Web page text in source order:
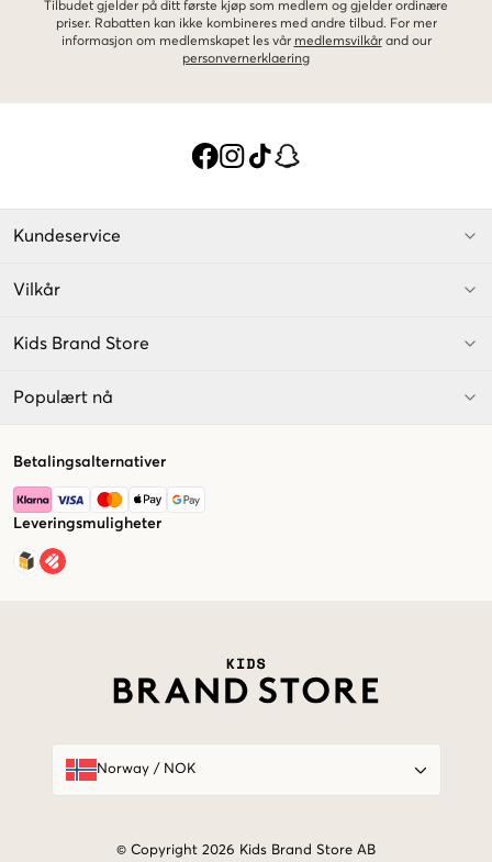
Tilbudet gjelder på ditt første kjøp som medlem og gjelder ordinære
priser. Rabatten kan ikke kombineres med andre tilbud. For mer
informasjon om medlemskapet les vår medlemsvilkår and our
personvernerklaering
Kundeservice
Vilkår
Kids Brand Store
Populært nå
Betalingsalternativer
Leveringsmuligheter
Norway/ NOK
© Copyright 2026 Kids Brand Store AB